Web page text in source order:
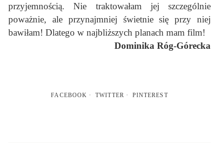
przyjemnością. Nie traktowałam jej szczególnie
poważnie, ale przynajmniej świetnie się przy niej
bawiłam! Dlatego w najbliższych planach mam film!
Dominika Róg-Górecka
FACEBOOK TWITTER PINTEREST